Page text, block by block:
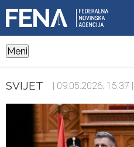
Meni
SVIJET | 09.05.2026. 15:37 |